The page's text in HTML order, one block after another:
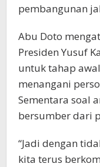
pembangunan
Abu Doto
Presiden Yusuf
untuk tahap
menangani
Sementara soal
bersumber dari
“Jadi dengan
kita terus